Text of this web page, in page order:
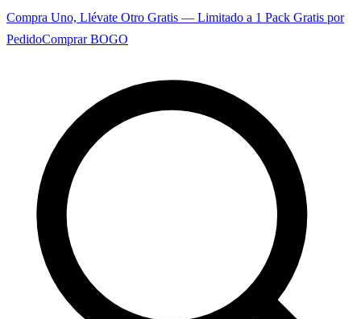
Compra Uno, Llévate Otro Gratis — Limitado a 1 Pack Gratis por
PedidoComprar BOGO